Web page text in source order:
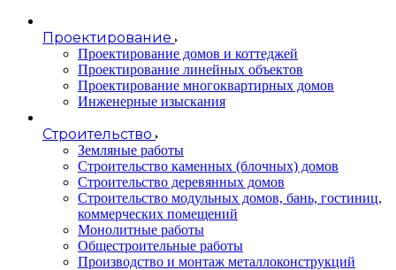
Проектирование
Проектирование домов и коттеджей
Проектирование линейных объектов
Проектирование многоквартирных домов
Инженерные изыскания
Строительство
Земляные работы
Строительство каменных (блочных) домов
Строительство деревянных домов
Строительство модульных домов, бань, гостиниц,
коммерческих помещений
Монолитные работы
Общестроительные работы
Производство и монтаж металлоконструкций